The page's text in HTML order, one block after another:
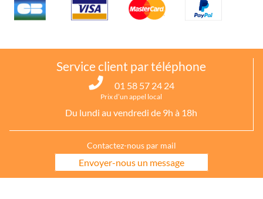
Service client par téléphone
01 58 57 24 24
Prix d’un appel local
Du lundi au vendredi de 9h à 18h
Contactez-nous par mail
Envoyer-nous un message